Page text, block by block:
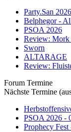
Party.San
Belphegor -
PSOA 2026
Review:
Sworn
ALTARAGE
Review:
Forum Termine
Nächste Termine
PSOA 2026 -
Prophecy